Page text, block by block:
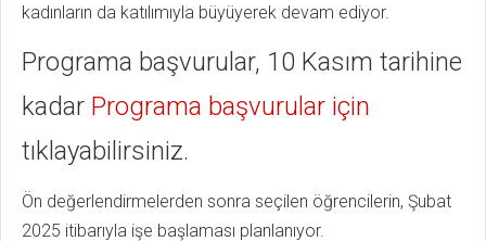
kadınların da katılımıyla büyüyerek devam ediyor.
Programa başvurular, 10 Kasım tarihine
kadar Programa başvurular için
tıklayabilirsiniz.
Ön değerlendirmelerden sonra seçilen öğrencilerin, Şubat
2025 itibarıyla işe başlaması planlanıyor.